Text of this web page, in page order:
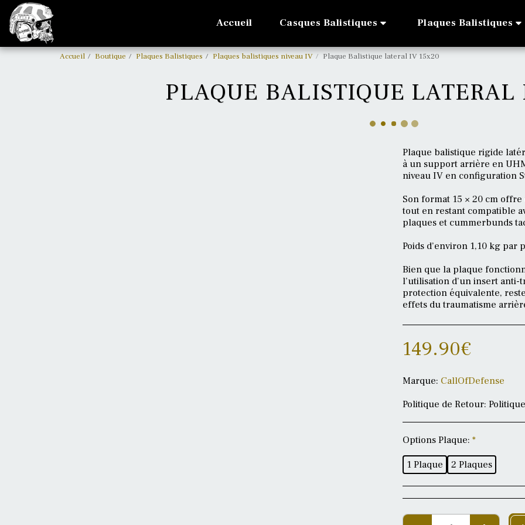
Accueil Casques Balistiques Plaques Balistiques
Accueil Boutique Plaques Balistiques Plaques balistiques niveau IV Plaque Balistique lateral IV 15x20
PLAQUE BALISTIQUE
Plaque balistique rigide
à un support arrière en
niveau IV en configuration
Son format 15 × 20 cm
tout en restant compatible
plaques et cummerbunds
Poids d’environ 1,10 kg
Bien que la plaque
l’utilisation d’un insert anti-
protection équivalente,
effets du traumatisme
149.90€
Marque: CallOfDefense
Politique de Retour: Politique de retours Dernière mise à jour : 17 mai 2026 Chez CallOfDefense, chaque produit est préparé avec soin, parfois sur commande, en quantité limitée ou selon une configuration spécifique demandée par le client. Nos équipements peuvent concerner des produits sensibles : protection balistique, équipements tactiques, accessoires de casque, plaques, packs personnalisés ou articles préparés à la demande. Pour cette raison, les retours sont encadrés afin de préserver la sécurité, la traçabilité et l’intégrité des produits. Droit de rétractation Conformément au droit applicable aux achats à distance, le consommateur dispose en principe d’un délai légal de 14 jours pour exercer son droit de rétractation à compter de la réception du produit, sauf exceptions prévues par la loi. Certains produits ne peuvent toutefois pas faire l’objet d’une rétractation lorsqu’ils sont fabriqués sur mesure, personnalisés, préparés selon une demande spécifique du client ou lorsqu’ils entrent dans une exception prévue par la réglementation applicable. Les biens personnalisés ou sur mesure font notamment partie des exceptions au droit de rétractation. Lorsqu’un produit est concerné par une exception au droit de rétractation, cette information est indiquée ou précisée avant validation de la commande lorsque cela est applicable. Produits personnalisés, préparés ou configurés à la demande
Options Plaque: *
1 Plaque
2 Plaques